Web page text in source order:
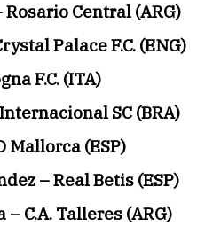
Central (ARG)
Palace F.C. (ENG)
F.C. (ITA)
SC (BRA)
Mallorca (ESP)
– Real Betis (ESP)
C.A. Talleres (ARG)